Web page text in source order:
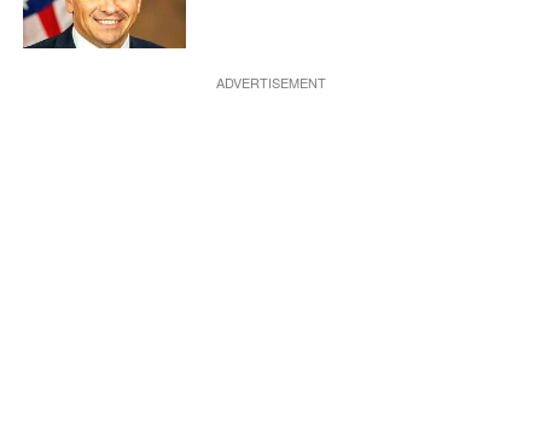
ADVERTISEMENT